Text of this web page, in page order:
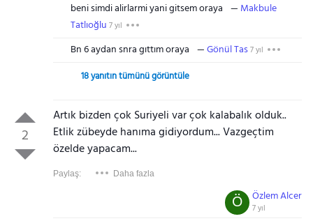
beni simdi alirlarmi yani gitsem oraya
Makbule
Tatlıoğlu 7 yıl
Bn 6 aydan snra gıttım oraya Gönül Tas7 yıl
18 yanıtın tümünü görüntüle
2
Artık bizden çok Suriyeli var çok kalabalık olduk..
Etlik zübeyde hanıma gidiyordum... Vazgeçtim
özelde yapacam...
Paylaş: Daha fazla
Özlem Alcer
7 yıl
Ö